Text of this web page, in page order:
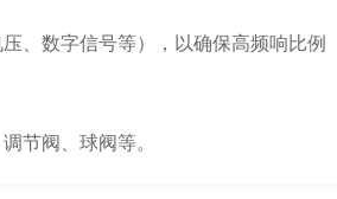
数字信号等），以确保高频响比例
节阀、球阀等。